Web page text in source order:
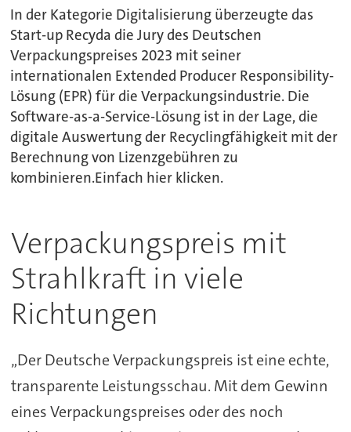
In der Kategorie Digitalisierung überzeugte das
Start-up Recyda die Jury des Deutschen
Verpackungspreises 2023 mit seiner
internationalen Extended Producer Responsibility-
Lösung (EPR) für die Verpackungsindustrie. Die
Software-as-a-Service-Lösung ist in der Lage, die
digitale Auswertung der Recyclingfähigkeit mit der
Berechnung von Lizenzgebühren zu
kombinieren.Einfach hier klicken.
Verpackungspreis mit
Strahlkraft in viele
Richtungen
„Der Deutsche Verpackungspreis ist eine echte,
transparente Leistungsschau. Mit dem Gewinn
eines Verpackungspreises oder des noch